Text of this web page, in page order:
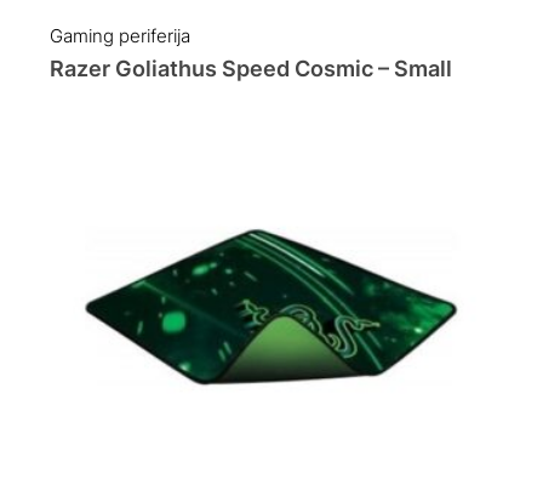
Gaming periferija
Razer Goliathus Speed Cosmic – Small